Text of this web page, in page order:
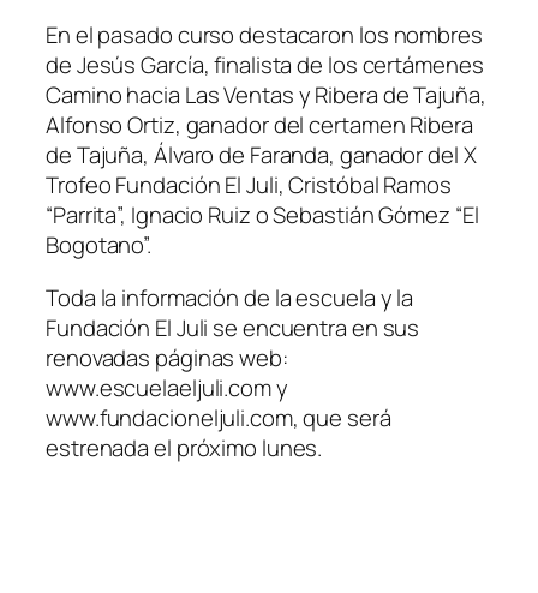
En el pasado curso destacaron los nombres
de Jesús García, finalista de los certámenes
Camino hacia Las Ventas y Ribera de Tajuña,
Alfonso Ortiz, ganador del certamen Ribera
de Tajuña, Álvaro de Faranda, ganador del X
Trofeo Fundación El Juli, Cristóbal Ramos
“Parrita”, Ignacio Ruiz o Sebastián Gómez “El
Bogotano”.
Toda la información de la escuela y la
Fundación El Juli se encuentra en sus
renovadas páginas web:
www.escuelaeljuli.com y
www.fundacioneljuli.com, que será
estrenada el próximo lunes.